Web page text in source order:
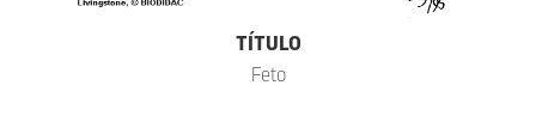
TÍTULO
Feto